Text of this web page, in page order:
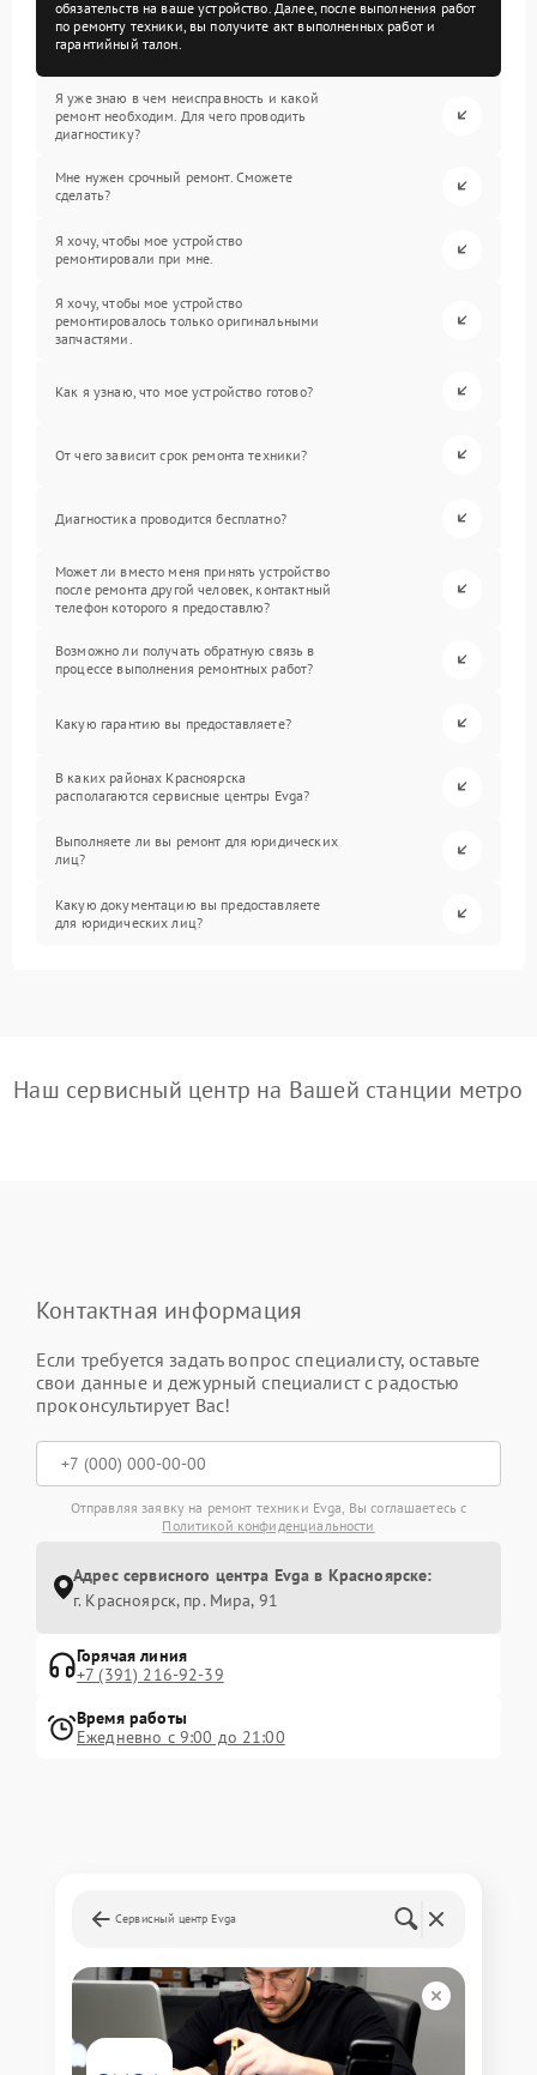
обязательств на ваше устройство. Далее, после выполнения работ
по ремонту техники, вы получите акт выполненных работ и
гарантийный талон.
Я уже знаю в чем неисправность и какой
ремонт необходим. Для чего проводить
диагностику?
Мне нужен срочный ремонт. Сможете
сделать?
Я хочу, чтобы мое устройство
ремонтировали при мне.
Я хочу, чтобы мое устройство
ремонтировалось только оригинальными
запчастями.
Как я узнаю, что мое устройство готово?
От чего зависит срок ремонта техники?
Диагностика проводится бесплатно?
Может ли вместо меня принять устройство
после ремонта другой человек, контактный
телефон которого я предоставлю?
Возможно ли получать обратную связь в
процессе выполнения ремонтных работ?
Какую гарантию вы предоставляете?
В каких районах Красноярска
располагаются сервисные центры Evga?
Выполняете ли вы ремонт для юридических
лиц?
Какую документацию вы предоставляете
для юридических лиц?
Наш сервисный центр на Вашей станции метро
Контактная информация
Если требуется задать вопрос специалисту, оставьте
свои данные и дежурный специалист с радостью
проконсультирует Вас!
Отправляя заявку на ремонт техники Evga, Вы соглашаетесь с
Политикой конфиденциальности
Адрес сервисного центра Evga в Красноярске:
г. Красноярск, ​пр. Мира, 91
Горячая линия
+7 (391) 216-92-39
Время работы
Ежедневно с 9:00 до 21:00
Сервисный центр Evga